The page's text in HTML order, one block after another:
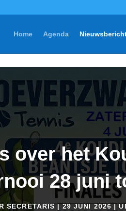
Home Agenda
over het
28 juni
SECRETARIS |29 JUNI 2026|